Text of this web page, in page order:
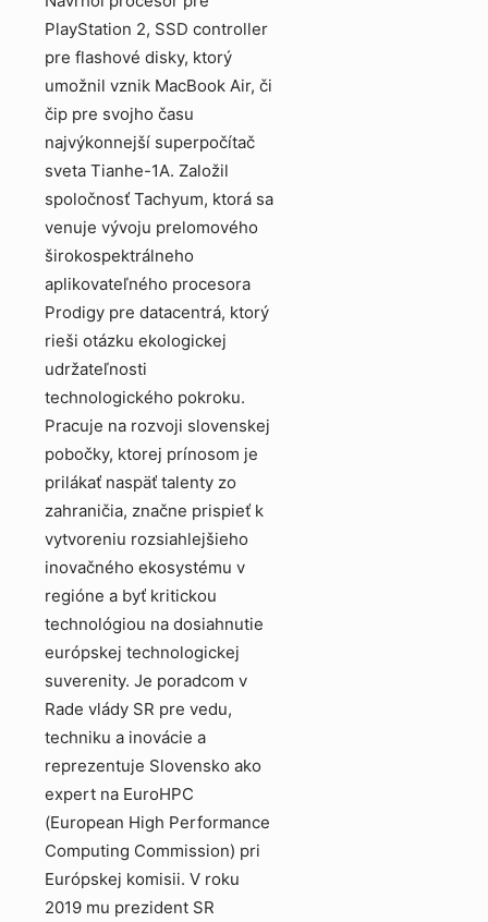
PlayStation 2, SSD controller
pre flashové disky, ktorý
umožnil vznik MacBook Air, či
čip pre svojho času
najvýkonnejší superpočítač
sveta Tianhe-1A. Založil
spoločnosť Tachyum, ktorá sa
venuje vývoju prelomového
širokospektrálneho
aplikovateľného procesora
Prodigy pre datacentrá, ktorý
rieši otázku ekologickej
udržateľnosti
technologického pokroku.
Pracuje na rozvoji slovenskej
pobočky, ktorej prínosom je
prilákať naspäť talenty zo
zahraničia, značne prispieť k
vytvoreniu rozsiahlejšieho
inovačného ekosystému v
regióne a byť kritickou
technológiou na dosiahnutie
európskej technologickej
suverenity. Je poradcom v
Rade vlády SR pre vedu,
techniku a inovácie a
reprezentuje Slovensko ako
expert na EuroHPC
(European High Performance
Computing Commission) pri
Európskej komisii. V roku
2019 mu prezident SR